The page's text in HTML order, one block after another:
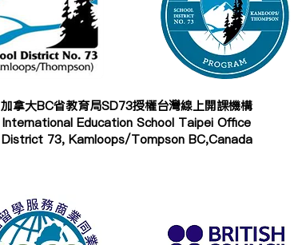
加拿大BC省教育局SD73授權台灣線上開課機構
International Education School Taipei Office
District 73, Kamloops/Tompson BC,Canada